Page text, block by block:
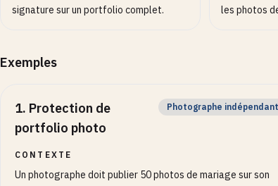
signature sur un portfolio complet.
les photos
Exemples
1. Protection de
portfolio photo
Photographe indépendant
CONTEXTE
Un photographe doit publier 50 photos de mariage sur son